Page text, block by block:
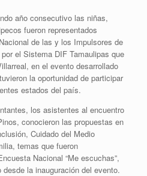
año consecutivo las niñas,
fueron representados
de las y los Impulsores de
el Sistema DIF Tamaulipas que
en el evento desarrollado
la oportunidad de participar
estados del país.
los asistentes al encuentro
conocieron las propuestas en
Cuidado del Medio
temas que fueron
Nacional “Me escuchas”,
la inauguración del evento.